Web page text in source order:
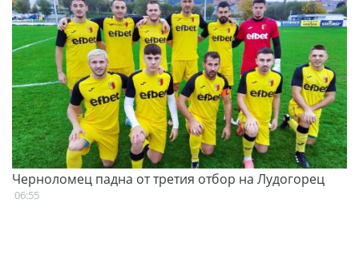
Черноломец падна от третия отбор на Лудогорец
06:55